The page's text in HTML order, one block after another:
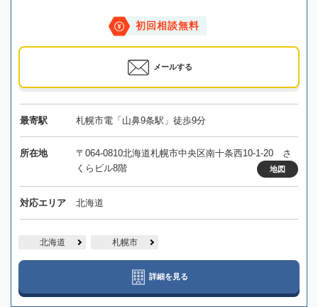
初回相談無料
メールする
最寄駅 札幌市電「山鼻9条駅」徒歩9分
所在地
〒064-0810北海道札幌市中央区南十条西10-1-20 さ
くらビル8階
地図
対応エリア 北海道
北海道 札幌市
詳細を見る